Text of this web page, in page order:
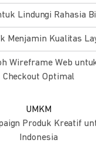
Lindungi Rahasia
Menjamin Kualitas
Wireframe Web
Checkout Optimal
UMKM
Produk Kreatif
Indonesia